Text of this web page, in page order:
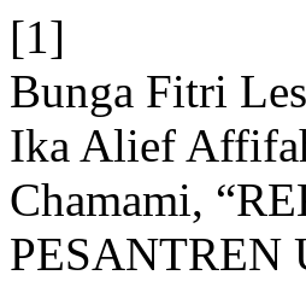
[1]
Bunga Fitri
Ika Alief
Chamami,
PESANTREN